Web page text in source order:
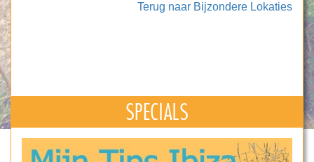
Terug naar Bijzondere Lokaties
SPECIALS